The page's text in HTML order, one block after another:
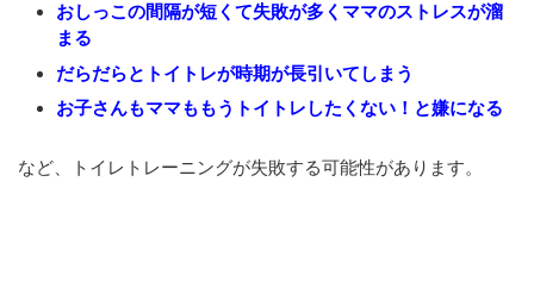
おしっこの間隔が短くて失敗が多くママのストレスが溜
まる
だらだらとトイトレが時期が長引いてしまう
お子さんもママももうトイトレしたくない！と嫌になる
など、トイレトレーニングが失敗する可能性があります。